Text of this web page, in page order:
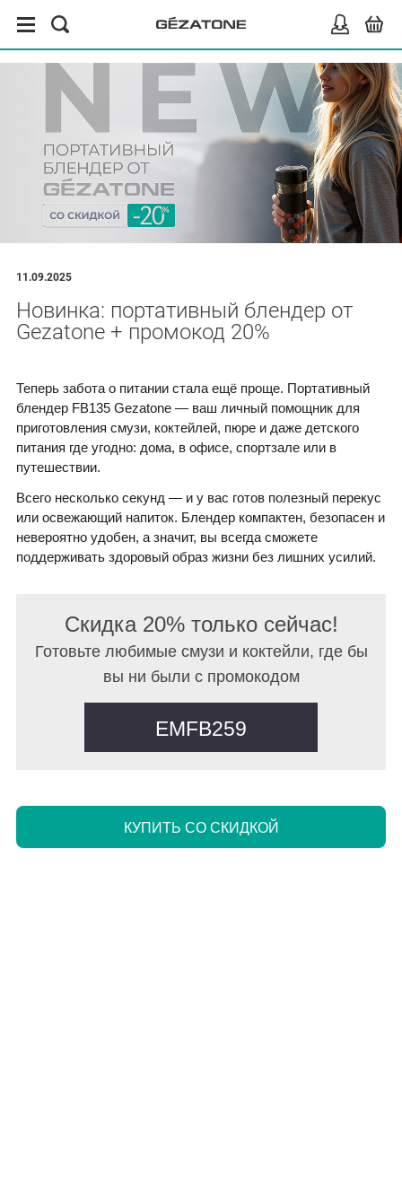
11.09.2025
Новинка: портативный блендер от
Gezatone + промокод 20%
Теперь забота о питании стала ещё проще. Портативный
блендер FB135 Gezatone — ваш личный помощник для
приготовления смузи, коктейлей, пюре и даже детского
питания где угодно: дома, в офисе, спортзале или в
путешествии.
Всего несколько секунд — и у вас готов полезный перекус
или освежающий напиток. Блендер компактен, безопасен и
невероятно удобен, а значит, вы всегда сможете
поддерживать здоровый образ жизни без лишних усилий.
Скидка 20% только сейчас!
Готовьте любимые смузи и коктейли, где бы
вы ни были с промокодом
EMFB259
КУПИТЬ СО СКИДКОЙ